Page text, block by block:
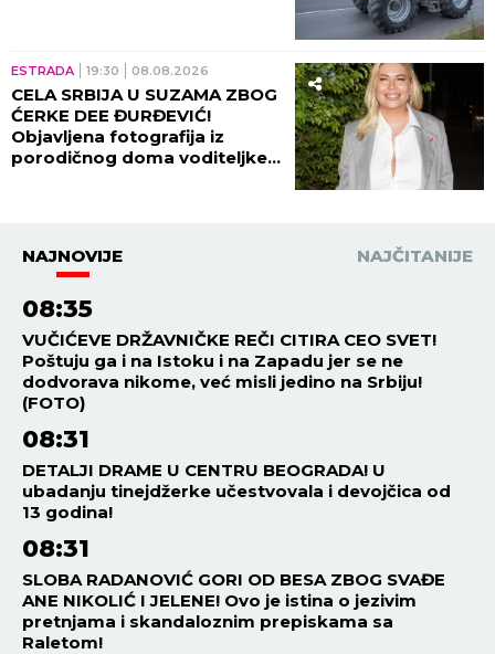
ESTRADA 19:30 08.08.2026
CELA SRBIJA U SUZAMA ZBOG
ĆERKE DEE ĐURĐEVIĆ!
Objavljena fotografija iz
porodičnog doma voditeljke,
NAJNOVIJE NAJČITANIJE
08:35
VUČIĆEVE DRŽAVNIČKE REČI CITIRA CEO SVET!
Poštuju ga i na Istoku i na Zapadu jer se ne
dodvorava nikome, već misli jedino na Srbiju!
(FOTO)
08:31
DETALJI DRAME U CENTRU BEOGRADA! U
ubadanju tinejdžerke učestvovala i devojčica od
13 godina!
08:31
SLOBA RADANOVIĆ GORI OD BESA ZBOG SVAĐE
ANE NIKOLIĆ I JELENE! Ovo je istina o jezivim
pretnjama i skandaloznim prepiskama sa
Raletom!